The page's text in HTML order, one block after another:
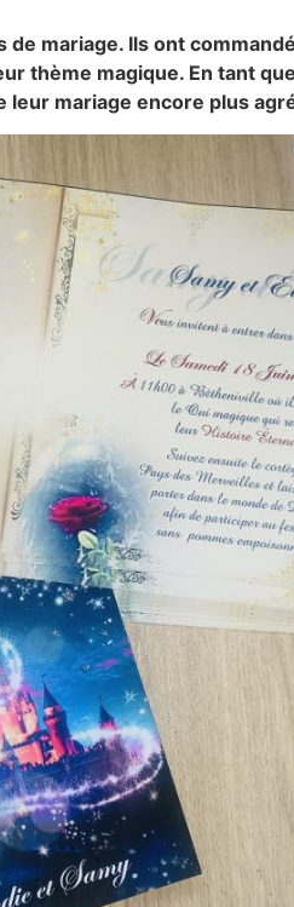
mariage. Ils ont
thème magique. En tant
leur mariage encore plus